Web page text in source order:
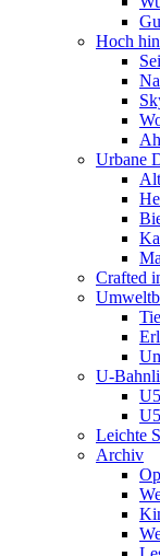
Hoch
Urbane
Crafted
U-
Leichte
Archiv